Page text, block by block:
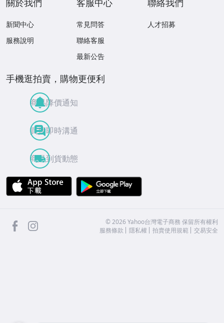
關於我們
新聞中心
服務說明
客服中心
常見問答
聯絡客服
最新公告
聯絡我們
人才招募
手機逛拍賣，購物更便利
商品降價通知
買賣即時溝通
商品到貨動態
APP Store
facebook ©2026 Yahoo台灣電子商務 保留所有權利
服務條款
隱私權 拍賣使用規範 交易安全